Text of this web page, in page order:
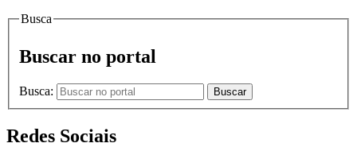
Busca
Buscar no portal
Busca: Buscar
Redes Sociais